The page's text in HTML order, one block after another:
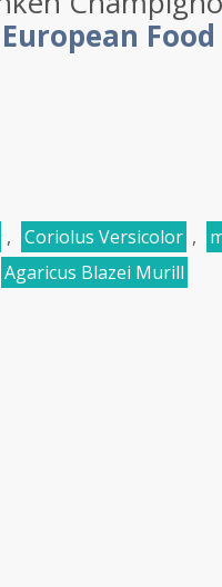
European
, Coriolus Versicolor ,
Agaricus Blazei Murill